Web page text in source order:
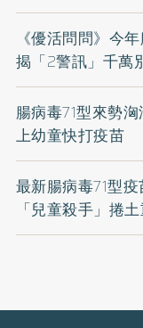
《優活問問》今
揭「2警訊」千萬
腸病毒71型來勢
上幼童快打疫苗
最新腸病毒71型
「兒童殺手」捲